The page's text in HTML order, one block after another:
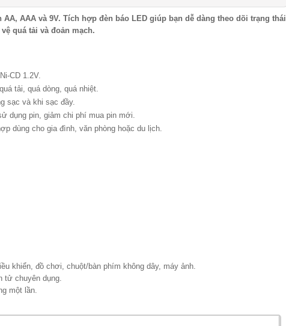
AAA và 9V. Tích hợp đèn báo LED giúp bạn dễ dàng theo dõi trạng thái
quá tải và đoản mạch.
CD 1.2V.
tải, quá dòng, quá nhiệt.
sạc và khi sạc đầy.
dụng pin, giảm chi phí mua pin mới.
dùng cho gia đình, văn phòng hoặc du lịch.
khiển, đồ chơi, chuột/bàn phím không dây, máy ảnh.
tử chuyên dụng.
một lần.